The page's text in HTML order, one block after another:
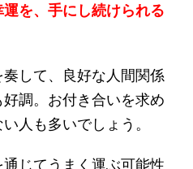
を、手にし続けられる
して、良好な人間関係
調。お付き合いを求め
人も多いでしょう。
じてうまく運ぶ可能性